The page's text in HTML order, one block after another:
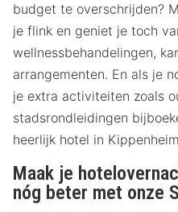
budget te overschrijden?
je flink en geniet je toch
wellnessbehandelingen,
arrangementen. En als je
je extra activiteiten zoals
stadsrondleidingen
heerlijk hotel in
Maak je
nóg beter met onze